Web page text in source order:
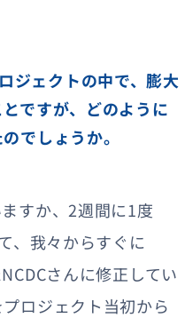
ジェクトの中で、膨大
ですが、どのように
でしょうか。
すか、2週間に1度
、我々からすぐに
さんに修正してい
ロジェクト当初から